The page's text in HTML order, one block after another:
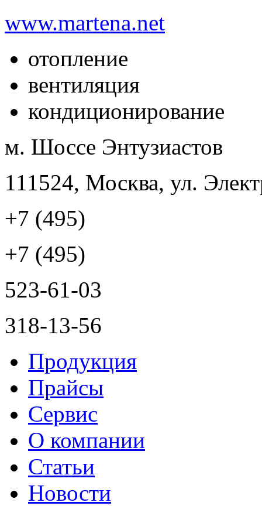
www.martena.net
отопление
вентиляция
кондиционирование
м. Шоссе Энтузиастов
111524, Москва, ул.
+7 (495)
+7 (495)
523-61-03
318-13-56
Продукция
Прайсы
Сервис
О компании
Статьи
Новости